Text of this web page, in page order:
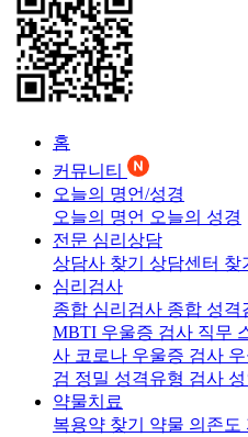
홈
커뮤니티
오늘의 명언/성경
오늘의 명언 오늘의 성경
전문 심리상담
상담사 찾기 상담센터 찾
심리검사
종합 심리검사 종합 성격
MBTI 우울증 검사 직무
사 코로나 우울증 검사
검 정밀 성격유형 검사
약물치료
복용약 찾기 약물 의존도